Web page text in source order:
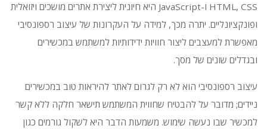
HTML, CSS ו-JavaScript היא חיונית ליצירת אתרים מושכים ויזואלית
ופונקציונליים. יתרה מכך, למידה על העקרונות של עיצוב רספונסיבי
מאפשרת למעצבים ליצור חוויות ידידותיות למשתמש במכשירים
ובגדלים שונים של מסך.
עיצוב רספונסיבי הוא לא רק לגרום לאתר להיראות טוב במכשירים
ניידים; מדובר על להבטיח שחווית המשתמש תישאר חלקה ללא קשר
למכשיר שבו נעשה שימוש. משמעות הדבר היא לשקול גורמים כגון